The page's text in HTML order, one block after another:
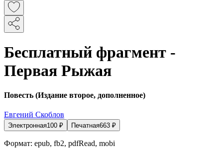
Бесплатный фрагмент -
Первая Рыжая
Повесть (Издание второе, дополненное)
Евгений Скоблов
Электронная100 ₽ Печатная663 ₽
Формат: epub, fb2, pdfRead, mobi